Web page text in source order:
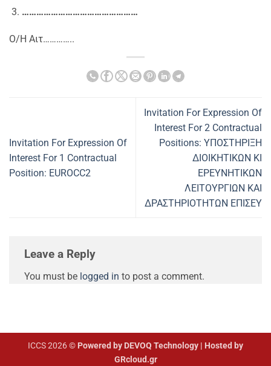
…………………………………………
Ο/Η Αιτ…………..
Invitation For Expression Of
Interest For 1 Contractual
Position: EUROCC2
Invitation For Expression Of
Interest For 2 Contractual
Positions: ΥΠΟΣΤΗΡΙΞΗ
ΔΙΟΙΚΗΤΙΚΩΝ ΚΙ
ΕΡΕΥΝΗΤΙΚΩΝ
ΛΕΙΤΟΥΡΓΙΩΝ ΚΑΙ
ΔΡΑΣΤΗΡΙΟΤΗΤΩΝ ΕΠΙΣΕΥ
Leave a Reply
You must be logged in to post a comment.
ICCS 2026 © Powered by DEVOQ Technology | Hosted by
GRcloud.gr